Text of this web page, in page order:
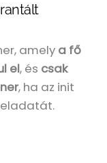
amely a fő
el, és csak
, ha az init